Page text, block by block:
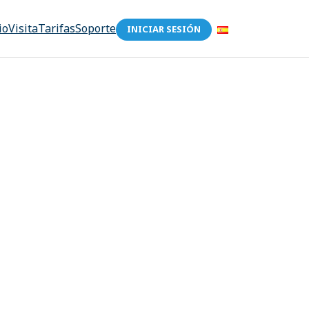
VisitaTarifasSoporte INICIAR SESIÓN